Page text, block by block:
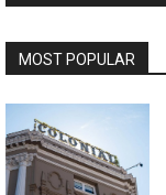
MOST POPULAR